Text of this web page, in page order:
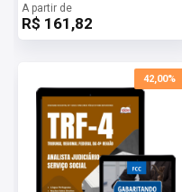
A partir de
R$ 161,82
42,00%